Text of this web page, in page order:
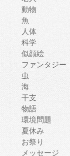
動物
魚
人体
科学
似顔絵
ファンタジー
虫
海
干支
物語
環境問題
夏休み
お祭り
メッセージ